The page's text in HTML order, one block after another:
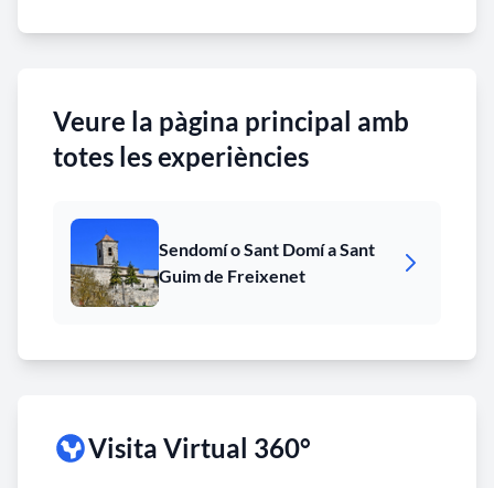
Veure la pàgina principal amb
totes les experiències
Sendomí o Sant Domí a Sant
Guim de Freixenet
Visita Virtual 360°